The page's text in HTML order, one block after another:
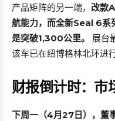
产品矩阵的另一端， 改款
航能力，而全新Seal 6系
是突破1,300公里。
展台
该车已在纽博格林北环进
财报倒计时：市
下周一（4月27日），董